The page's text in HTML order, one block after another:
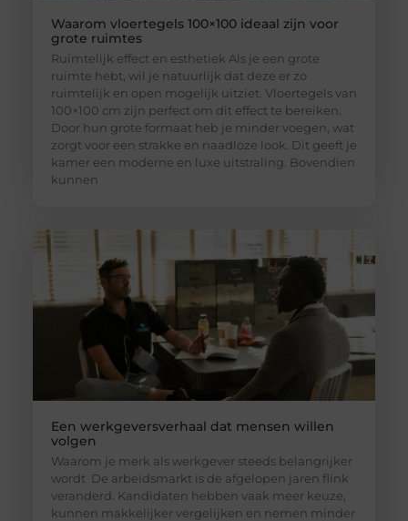
Waarom vloertegels 100×100 ideaal zijn voor
grote ruimtes
Ruimtelijk effect en esthetiek Als je een grote
ruimte hebt, wil je natuurlijk dat deze er zo
ruimtelijk en open mogelijk uitziet. Vloertegels van
100×100 cm zijn perfect om dit effect te bereiken.
Door hun grote formaat heb je minder voegen, wat
zorgt voor een strakke en naadloze look. Dit geeft je
kamer een moderne en luxe uitstraling. Bovendien
kunnen
Een werkgeversverhaal dat mensen willen
volgen
Waarom je merk als werkgever steeds belangrijker
wordt De arbeidsmarkt is de afgelopen jaren flink
veranderd. Kandidaten hebben vaak meer keuze,
kunnen makkelijker vergelijken en nemen minder